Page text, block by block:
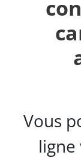
Vous
ligne